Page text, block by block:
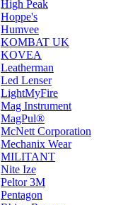
High Peak
Hoppe's
Humvee
KOMBAT UK
KOVEA
Leatherman
Led Lenser
LightMyFire
Mag Instrument
MagPul®
McNett Corporation
Mechanix Wear
MILITANT
Nite Ize
Peltor 3M
Pentagon